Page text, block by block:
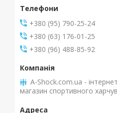
+380 (95) 790-25-24
+380 (63) 176-01-25
+380 (96) 488-85-92
A-Shock.com.ua - інтернет
магазин спортивного